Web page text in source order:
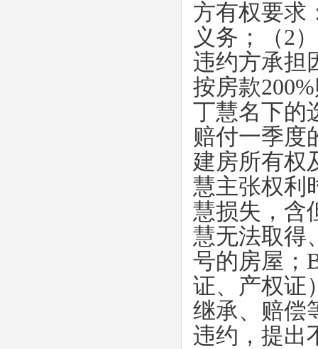
方有权要求
义务；（2
违约方承担
按房款200%
丁慧名下的
赔付一季度
建房所有权
慧主张权利
慧损失，含
慧无法取得
号的房屋；
证、产权证
继承、赔偿
违约，提出